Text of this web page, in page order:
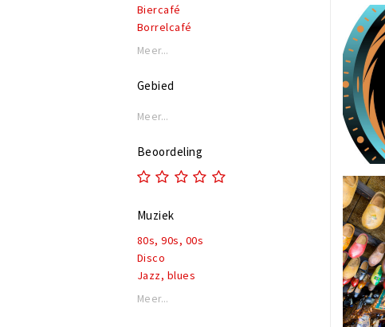
Biercafé
Borrelcafé
Bruincafé
Evenementenlocatie
Podium
Meer...
Gebied
Meer...
Beoordeling
Muziek
80s, 90s, 00s
Disco
Jazz, blues
Live muziek
Meer...